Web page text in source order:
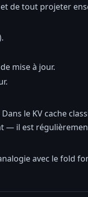
de tout projeter
de mise à jour.
le KV cache
— il est
avec le fold